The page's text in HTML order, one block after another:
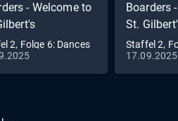
- Welcome to
2, Folge 6: Dances
Boarders
St.
Staffel 2,
& Mistakes
17.09.2025